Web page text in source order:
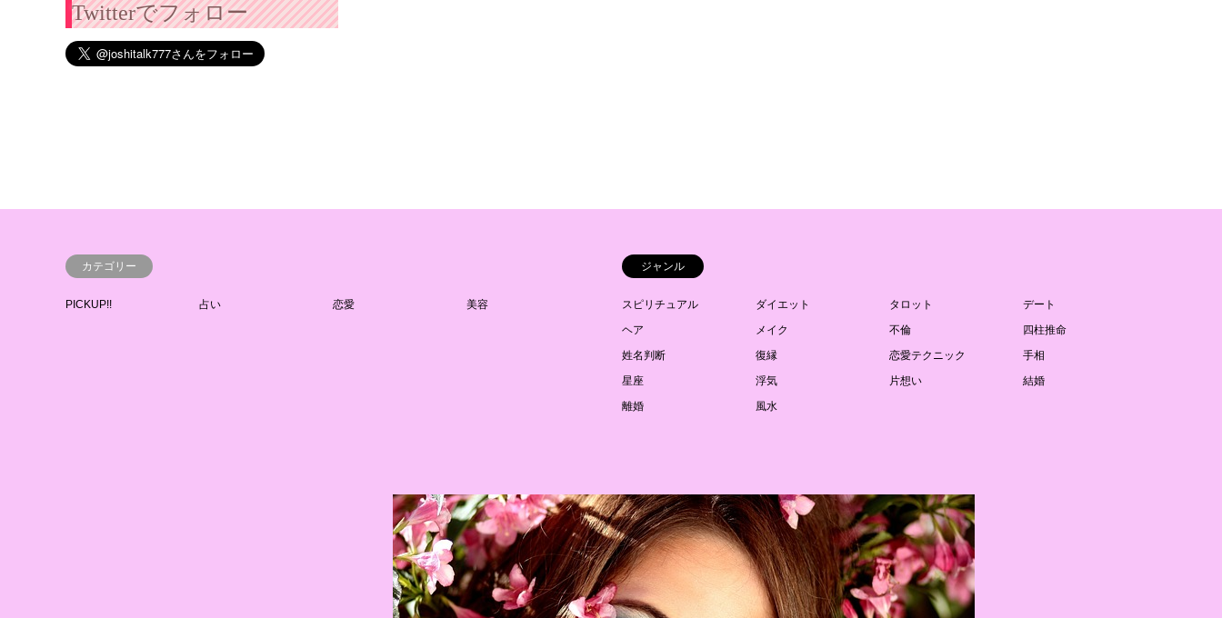
Twitterでフォロー
カテゴリー
PICKUP!! 占い 恋愛 美容
ジャンル
スピリチュアル ダイエット タロット
デート
ヘア
メイク 不倫
四柱推命
姓名判断
復縁 恋愛テクニック
手相
星座
浮気 片想い
結婚
離婚
風水